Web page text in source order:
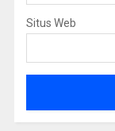
Situs Web